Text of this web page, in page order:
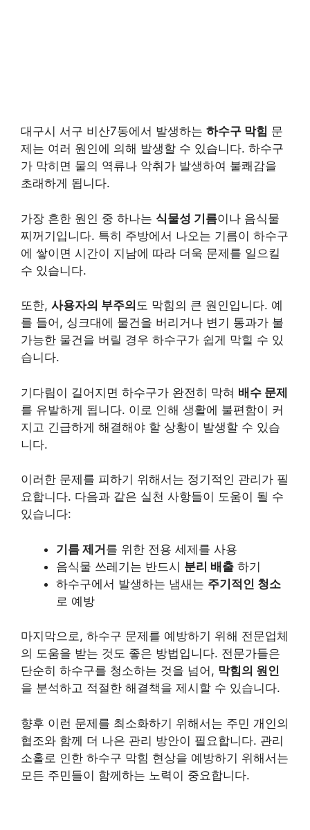
대구시 서구 비산7동에서 발생하는 하수구 막힘 문
제는 여러 원인에 의해 발생할 수 있습니다. 하수구
가 막히면 물의 역류나 악취가 발생하여 불쾌감을
초래하게 됩니다.
가장 흔한 원인 중 하나는 식물성 기름이나 음식물
찌꺼기입니다. 특히 주방에서 나오는 기름이 하수구
에 쌓이면 시간이 지남에 따라 더욱 문제를 일으킬
수 있습니다.
또한, 사용자의 부주의 도 막힘의 큰 원인입니다. 예
를 들어, 싱크대에 물건을 버리거나 변기 통과가 불
가능한 물건을 버릴 경우 하수구가 쉽게 막힐 수 있
습니다.
기다림이 길어지면 하수구가 완전히 막혀 배수 문제
를 유발하게 됩니다. 이로 인해 생활에 불편함이 커
지고 긴급하게 해결해야 할 상황이 발생할 수 있습
니다.
이러한 문제를 피하기 위해서는 정기적인 관리가 필
요합니다. 다음과 같은 실천 사항들이 도움이 될 수
있습니다:
기름 제거를 위한 전용 세제를 사용
음식물 쓰레기는 반드시 분리 배출 하기
하수구에서 발생하는 냄새는 주기적인 청소
로 예방
마지막으로, 하수구 문제를 예방하기 위해 전문업체
의 도움을 받는 것도 좋은 방법입니다. 전문가들은
단순히 하수구를 청소하는 것을 넘어, 막힘의 원인
을 분석하고 적절한 해결책을 제시할 수 있습니다.
향후 이런 문제를 최소화하기 위해서는 주민 개인의
협조와 함께 더 나은 관리 방안이 필요합니다. 관리
소홀로 인한 하수구 막힘 현상을 예방하기 위해서는
모든 주민들이 함께하는 노력이 중요합니다.